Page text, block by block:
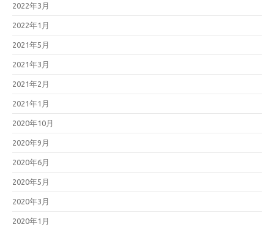
2022年3月
2022年1月
2021年5月
2021年3月
2021年2月
2021年1月
2020年10月
2020年9月
2020年6月
2020年5月
2020年3月
2020年1月